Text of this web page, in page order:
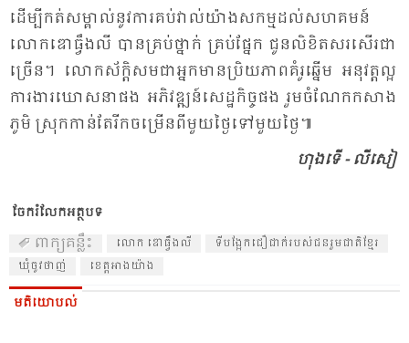
ដើម្បី​កត់​សម្គាល់​នូវ​ការ​គប់​វាល់​យ៉ាង​សកម្ម​ដល់​សហ​គមន៍
លោក​ឌោ​ធ្វឹង​លី បាន​គ្រប់​ថ្នាក់ គ្រប់​ផ្នែក ជូន​លិ​ខិត​សរ​សើរ​ជា​
ច្រើន។ លោក​ស័ក្តិ​សម​ជា​អ្នក​មាន​ប្រិយ​ភាព​គំរូ​ឆ្នើម អនុ​វត្ត​ល្អ​
ការ​ងារ​ឃោស​នា​ផង អភិ​វឌ្ឍន៍​សេដ្ឋ​កិច្ច​ផង រួម​ចំ​ណែក​កសាង​
ភូមិ ស្រុក​កាន់​តែ​រីក​ចម្រើន​ពី​មួយ​ថ្ងៃ​ទៅ​មួយ​ថ្ងៃ៕
ហុង​ទើ - លី​សៀ
ចែករំលែកអត្ថបទ
ពាក្យគន្លឹះ លោក ឌោ​ធ្វឹង​លី
ទី​បង្អែក​ជឿ​ជាក់​របស់​ជន​រួម​ជាតិ​ខ្មែរ
ឃុំ​ចូវ​ថាញ់
ខេត្ត​អាង​យ៉ាង
មតិយោបល់